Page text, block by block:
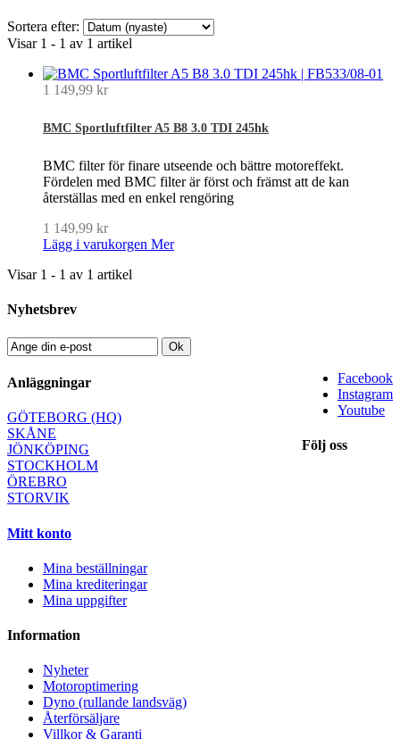
Sortera efter:
Visar 1 - 1 av 1 artikel
1 149,99 kr
BMC Sportluftfilter A5 B8 3.0 TDI 245hk
BMC filter för finare utseende och bättre motoreffekt.
Fördelen med BMC filter är först och främst att de kan
återställas med en enkel rengöring
1 149,99 kr
Lägg i varukorgen Mer
Visar 1 - 1 av 1 artikel
Nyhetsbrev
Ok
Facebook
Instagram
Youtube
Följ oss
Anläggningar
GÖTEBORG (HQ)
SKÅNE
JÖNKÖPING
STOCKHOLM
ÖREBRO
STORVIK
Mitt konto
Mina beställningar
Mina krediteringar
Mina uppgifter
Information
Nyheter
Motoroptimering
Dyno (rullande landsväg)
Återförsäljare
Villkor & Garanti